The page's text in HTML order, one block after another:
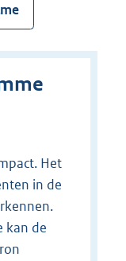
Het
in de
kan de